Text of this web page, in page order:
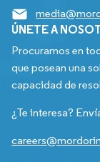
ÚNETE A
Procuramos en
que posean una
capacidad de
¿Te interesa?